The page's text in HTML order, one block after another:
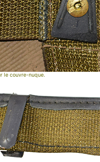
le couvre-nuque.